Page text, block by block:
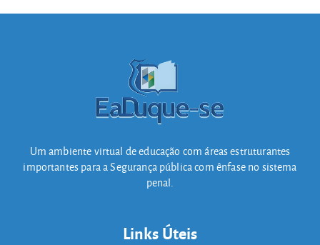
Um ambiente virtual de educação com áreas estruturantes
importantes para a Segurança pública com ênfase no sistema
penal.
Links Úteis